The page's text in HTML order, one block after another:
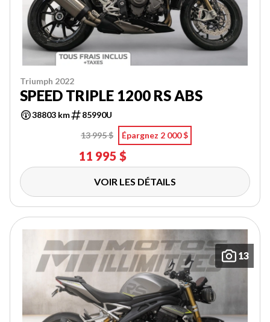
Triumph 2022
SPEED TRIPLE 1200 RS ABS
38803 km
85990U
13 995 $
Épargnez 2 000 $
11 995 $
VOIR LES DÉTAILS
13